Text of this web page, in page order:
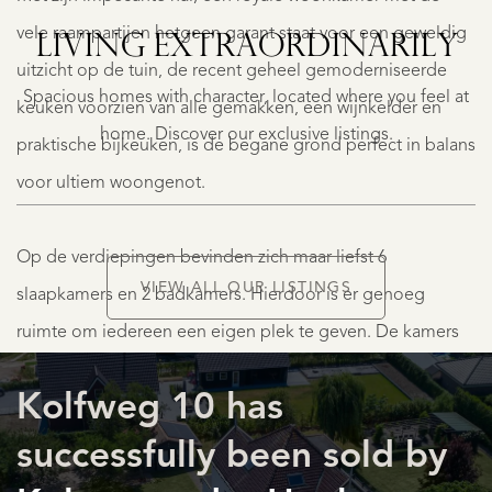
vele raampartijen hetgeen garant staat voor een geweldig
uitzicht op de tuin, de recent geheel gemoderniseerde
keuken voorzien van alle gemakken, een wijnkelder en
praktische bijkeuken, is de begane grond perfect in balans
voor ultiem woongenot.
Op de verdiepingen bevinden zich maar liefst 6
slaapkamers en 2 badkamers. Hierdoor is er genoeg
ruimte om iedereen een eigen plek te geven. De kamers
zijn allemaal stijlvol uitgevoerd. De badkamers zijn luxe en
bieden een oase van rust en ontspanning na een lange
LIVING EXTRA­ORDINARILY
Spacious homes with character, located where you feel at
home. Discover our exclusive listings.
A
€
1.395.000
VIEW ALL OUR LISTINGS
Kolfweg 10 has
successfully been sold by
LISTINGS